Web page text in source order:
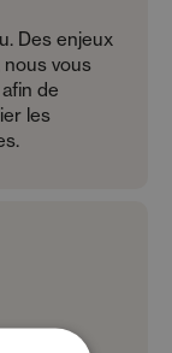
Des enjeux
vous
de
les
à